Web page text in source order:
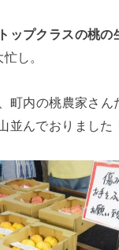
トップクラスの桃の
し。
町内の桃農家さん
並んでおりました